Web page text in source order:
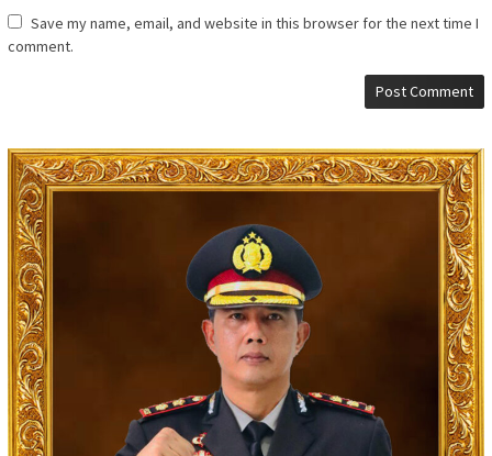
Save my name, email, and website in this browser for the next time I
comment.